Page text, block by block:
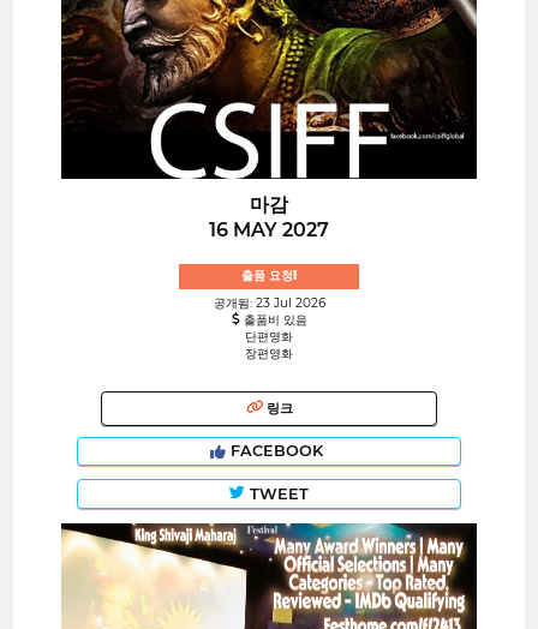
마감
16 MAY 2027
출품 요청!
공개됨: 23 Jul 2026
출품비 있음
단편영화
장편영화
링크
FACEBOOK
TWEET